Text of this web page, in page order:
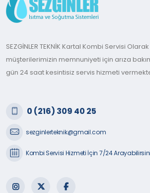
SEZGİNLER TEKNİK Kartal Kombi Servisi
müşterilerimizin memnuniyeti için arıza
gün 24 saat kesintisiz servis hizmeti
0 (216) 309 40 25
sezginlerteknik@gmail.com
Kombi Servisi Hizmeti İçin 7/24